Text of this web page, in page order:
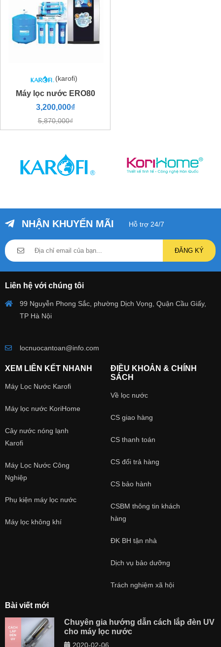
(karofi)
Máy lọc nước ERO80
3,200,000₫
5,870,000₫
NHẬN KHUYẾN MÃI Hỗ trợ 24/7
ĐĂNG KÝ
Liên hệ với chúng tôi
99 Nguyễn Phong Sắc, phường Dịch Vọng, Quận Cầu Giấy,
TP Hà Nội
locnuocantoan@info.com
XEM LIÊN KẾT NHANH
Máy Lọc Nước Karofi
Máy lọc nước KoriHome
Cây nước nóng lạnh
Karofi
Máy Lọc Nước Công
Nghiệp
Phụ kiện máy lọc nước
Máy lọc không khí
ĐIỀU KHOẢN & CHÍNH
SÁCH
Về lọc nước
CS giao hàng
CS thanh toán
CS đổi trả hàng
CS bảo hành
CSBM thông tin khách
hàng
ĐK BH tận nhà
Dịch vụ bảo dưỡng
Trách nghiệm xã hội
Bài viết mới
Chuyên gia hướng dẫn cách lắp đèn UV
cho máy lọc nước
2020-02-06